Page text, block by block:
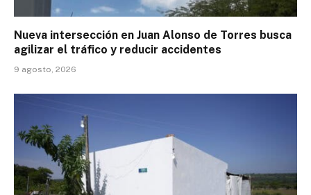
Nueva intersección en Juan Alonso de Torres busca
agilizar el tráfico y reducir accidentes
9 agosto, 2026